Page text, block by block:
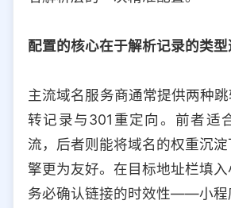
配置的核心在于解析记录的类
主流域名服务商通常提供两种
转记录与301重定向。前者适
流，后者则能将域名的权重沉
擎更为友好。在目标地址栏填入
务必确认链接的时效性——小程